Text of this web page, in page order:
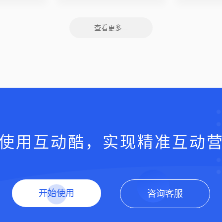
查看更多...
用互动酷，实现精准互动
开始使用 咨询客服